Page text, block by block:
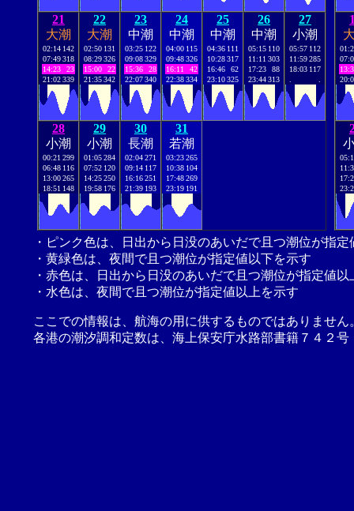
21
大潮
02:14 142
07:49318
14:23
23
21:02339
22
大潮
02:50 131
08:29326
15:00
22
21:35342
23
中潮
03:25 122
09:08329
15:36
28
22:07340
24
中潮
04:00 115
09:48326
16:11
42
22:38334
25
中潮
04:36 111
10:28317
16:46
62
23:10325
26
中潮
05:15 110
11:11 303
17:23
88
23:44313
27
小潮
05:57 112
11:59285
18:03 117
28
小潮
00:21 299
06:48 116
13:00265
18:51 148
29
小潮
01:05284
07:52 120
14:25250
19:58 176
30
長潮
02:04271
09:14 117
16:16251
21:39 193
31
若潮
03:23265
10:38 104
17:48269
23:19 191
・ピンク色は、日出から日没のあいだで且つ潮位が指
・黄緑色は、夜間で且つ潮位が指定値以下を示す
・赤色は、日出から日没のあいだで且つ潮位が指定値以
・水色は、夜間で且つ潮位が指定値以上を示す
ここでの情報は、航海の用に供するものではありませ
各港の潮汐調和定数は、海上保安庁水路部書籍７４２